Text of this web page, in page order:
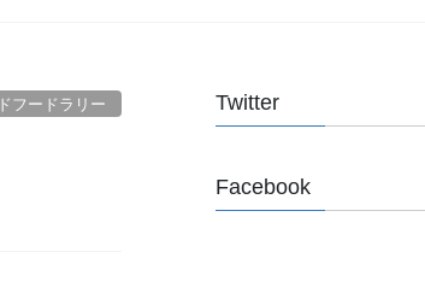
フードラリー Twitter
Facebook